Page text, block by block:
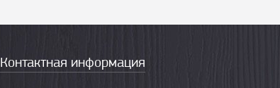
Контактная информация